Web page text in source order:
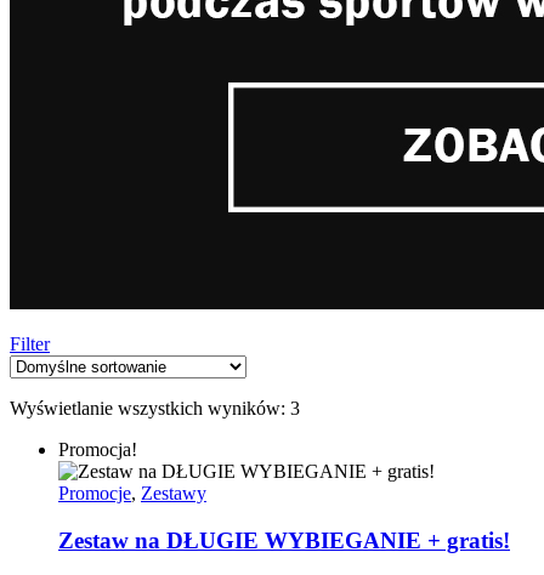
Filter
Wyświetlanie wszystkich wyników: 3
Promocja!
Promocje, Zestawy
Zestaw na DŁUGIE WYBIEGANIE + gratis!